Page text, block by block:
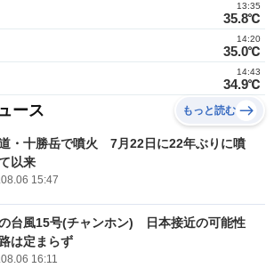
35.8℃
13:35
35.0℃
14:20
34.9℃
14:43
ース もっと読む
・十勝岳で噴火 7月22日に22年ぶりに噴
以来
15:47
台風15号(チャンホン) 日本接近の可能性
は定まらず
16:11